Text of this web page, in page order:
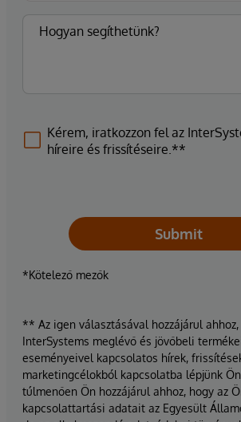
Kérem, iratkozzon fel az
híreire és frissítéseire.**
Submit
*Kötelező mezők
** Az igen választásával hozzájárul ahhoz,
InterSystems meglévő és jövőbeli
eseményeivel kapcsolatos hírek,
marketingcélokból kapcsolatba lépjünk
túlmenően Ön hozzájárul ahhoz, hogy az
kapcsolattartási adatait az Egyesült